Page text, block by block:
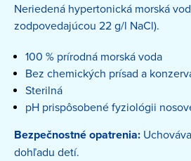
Neriedená hypertonická morská
zodpovedajúcou 22 g/l NaCl).
100 % prírodná morská voda
Bez chemických prísad a
Sterilná
pH prispôsobené fyziológii
Bezpečnostné opatrenia:
dohľadu detí.